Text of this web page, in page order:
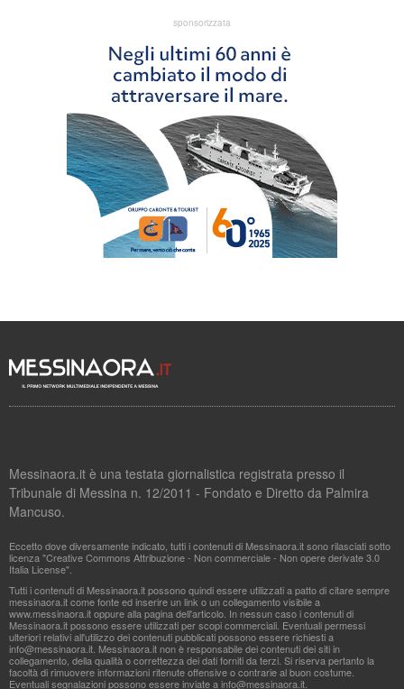
sponsorizzata
Messinaora.it è una testata giornalistica registrata presso il
Tribunale di Messina n. 12/2011 - Fondato e Diretto da Palmira
Mancuso.
Eccetto dove diversamente indicato, tutti i contenuti di Messinaora.it sono rilasciati sotto
licenza "Creative Commons Attribuzione - Non commerciale - Non opere derivate 3.0
Italia License".
Tutti i contenuti di Messinaora.it possono quindi essere utilizzati a patto di citare sempre
messinaora.it come fonte ed inserire un link o un collegamento visibile a
www.messinaora.it oppure alla pagina dell'articolo. In nessun caso i contenuti di
Messinaora.it possono essere utilizzati per scopi commerciali. Eventuali permessi
ulteriori relativi all'utilizzo dei contenuti pubblicati possono essere richiesti a
info@messinaora.it . Messinaora.it non è responsabile dei contenuti dei siti in
collegamento, della qualità o correttezza dei dati forniti da terzi. Si riserva pertanto la
facoltà di rimuovere informazioni ritenute offensive o contrarie al buon costume.
Eventuali segnalazioni possono essere inviate ainfo@messinaora.it